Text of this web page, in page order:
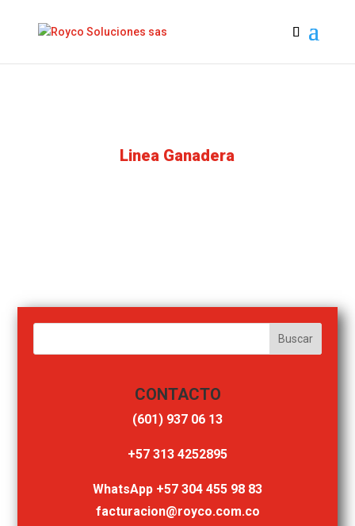
Linea Ganadera
CONTACTO
‎(601) 937 06 13
‎+57 313 4252895
WhatsApp +57 304 455 98 83
facturacion@royco.com.co